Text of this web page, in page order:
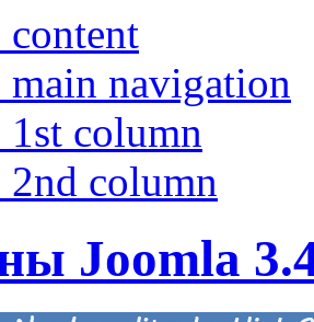
navigation
column
column
Joomla